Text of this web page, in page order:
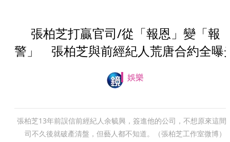
張柏芝打贏官司/從「報恩」變「報
警」 張柏芝與前經紀人荒唐合約全曝
娛樂
張柏芝13年前誤信前經紀人余毓興，簽進他的公司，不想原來這間
司不久後就破產清盤，但藝人都不知道。（張柏芝工作室微博）